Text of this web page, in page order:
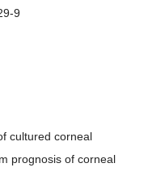
9
cultured corneal
prognosis of corneal